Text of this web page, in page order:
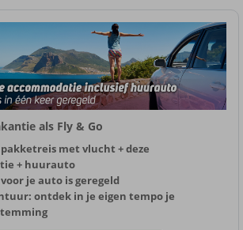
als Fly & Go
met vlucht + deze
+ huurauto
je auto is geregeld
ontdek in je eigen tempo je